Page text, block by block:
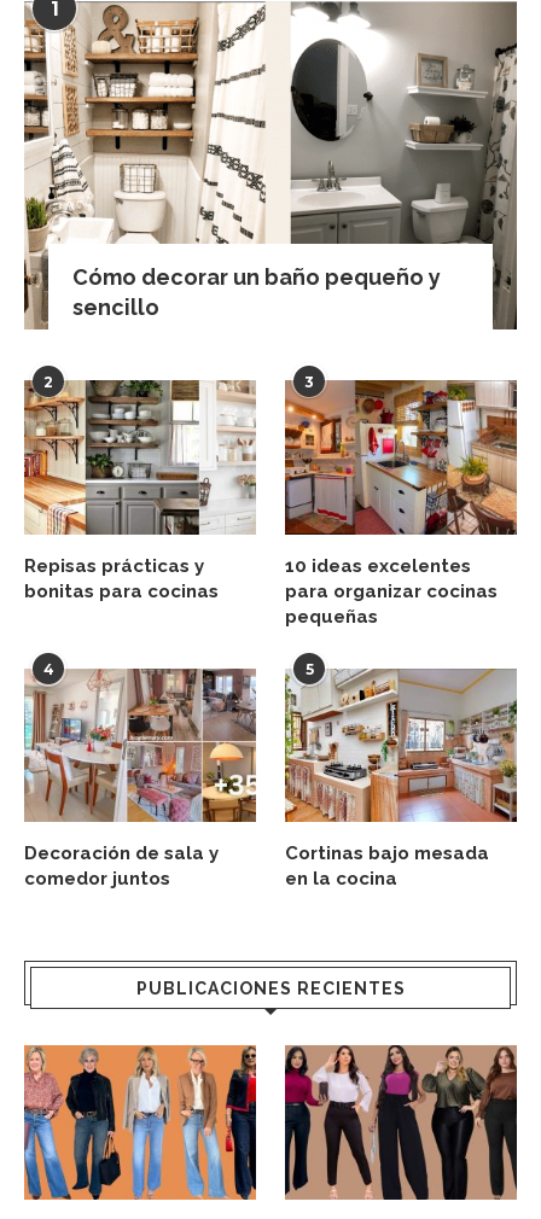
1
Cómo decorar un baño pequeño y
sencillo
2
Repisas prácticas y
bonitas para cocinas
3
10 ideas excelentes
para organizar cocinas
pequeñas
4
Decoración de sala y
comedor juntos
5
Cortinas bajo mesada
en la cocina
PUBLICACIONES RECIENTES